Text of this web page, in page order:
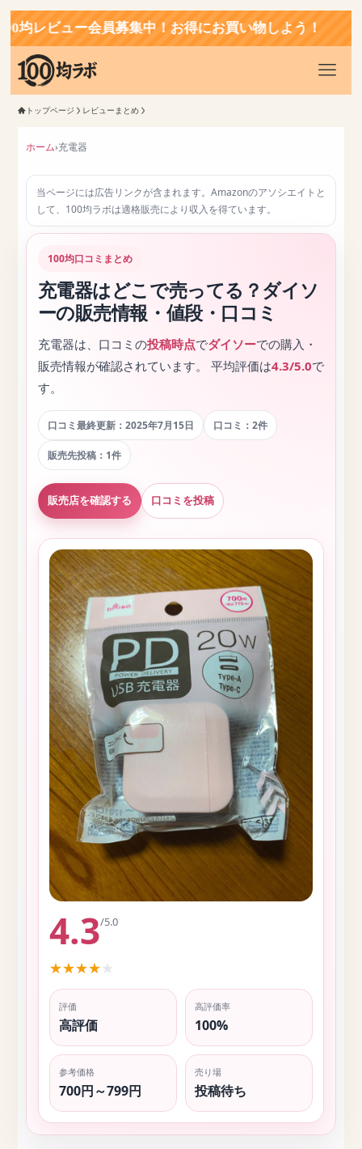
会員募集中！お得にお買い物しよう！
トップページ レビューまとめ
ホーム›充電器
当ページには広告リンクが含まれます。Amazonのアソシエイトと
して、100均ラボは適格販売により収入を得ています。
100均口コミまとめ
充電器はどこで売ってる？ダイソ
ーの販売情報・値段・口コミ
充電器は、口コミの投稿時点でダイソーでの購入・
販売情報が確認されています。 平均評価は4.3/5.0で
す。
口コミ最終更新：2025年7月15日 口コミ：2件
販売先投稿：1件
販売店を確認する 口コミを投稿
4.3/5.0
★★★★★
評価
高評価
高評価率
100%
参考価格
700円～799円
売り場
投稿待ち